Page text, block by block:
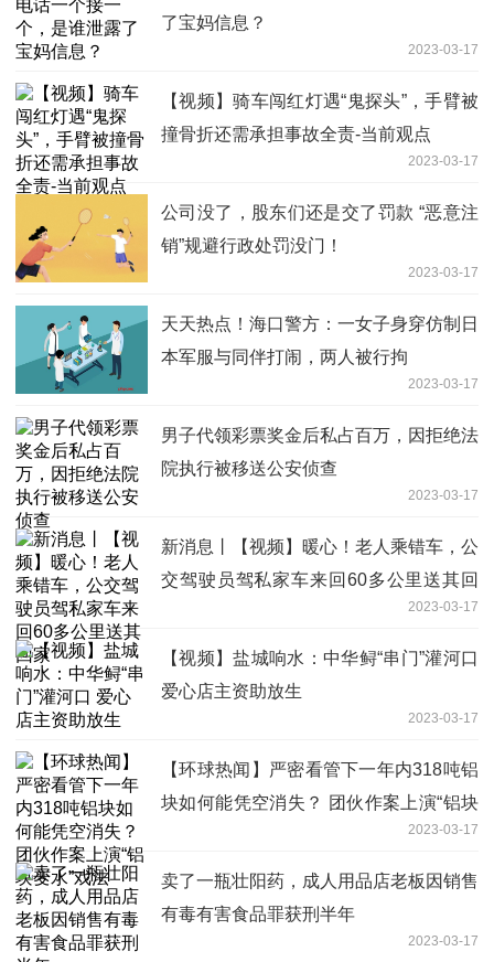
了宝妈信息？
2023-03-17
【视频】骑车闯红灯遇“鬼探头”，手臂被
撞骨折还需承担事故全责-当前观点
2023-03-17
公司没了，股东们还是交了罚款 “恶意注
销”规避行政处罚没门！
2023-03-17
天天热点！海口警方：一女子身穿仿制日
本军服与同伴打闹，两人被行拘
2023-03-17
男子代领彩票奖金后私占百万，因拒绝法
院执行被移送公安侦查
2023-03-17
新消息丨【视频】暖心！老人乘错车，公
交驾驶员驾私家车来回60多公里送其回
2023-03-17
【视频】盐城响水：中华鲟“串门”灌河口
爱心店主资助放生
2023-03-17
【环球热闻】严密看管下一年内318吨铝
块如何能凭空消失？ 团伙作案上演“铝块
2023-03-17
卖了一瓶壮阳药，成人用品店老板因销售
有毒有害食品罪获刑半年
2023-03-17